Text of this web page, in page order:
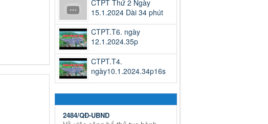
CTPT Thứ 2 Ngày
15.1.2024 Dài 34 phút
CTPT.T6. ngày
12.1.2024.35p
CTPT.T4.
ngày10.1.2024.34p16s
2484/QĐ-UBND